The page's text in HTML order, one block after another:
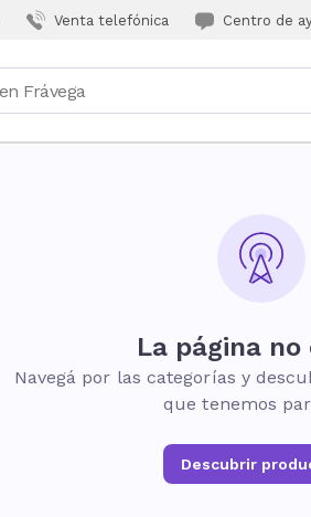
Venta telefónica Centro de
La página no
Navegá por las categorías y
que tenemos
Descubrir